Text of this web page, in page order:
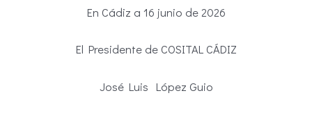
En Cádiz a 16 junio de 2026
El Presidente de COSITAL CÁDIZ
José Luis López Guio